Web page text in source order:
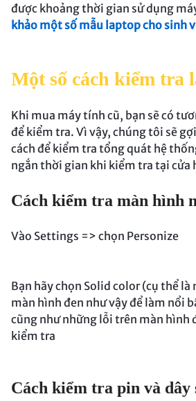
được khoảng thời gian sử dụng
khảo một số mẫu laptop cho sinh
Một số cách kiểm tra
Khi mua máy tính cũ, bạn sẽ có
để kiểm tra. Vì vậy, chúng tôi sẽ
cách để kiểm tra tổng quát hệ
ngắn thời gian khi kiểm tra tại cửa
Cách kiểm tra màn hình
Vào Settings => chọn Personize
Bạn hãy chọn Solid color (cụ thể là
màn hình đen như vậy để làm nổi
cũng như những lỗi trên màn hình
kiểm tra
Cách kiểm tra pin và dây